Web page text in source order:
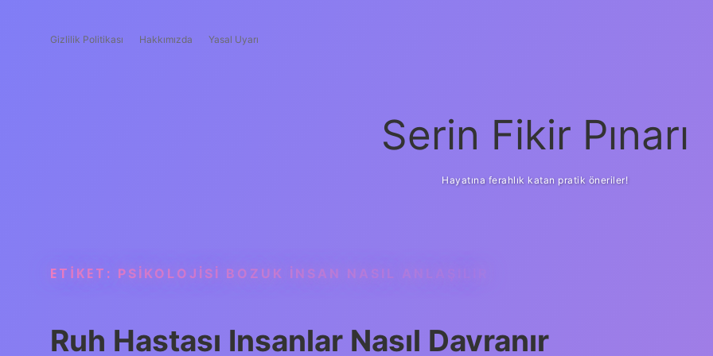
Gizlilik Politikası Hakkımızda Yasal Uyarı
Serin Fikir Pınarı
Hayatına ferahlık katan pratik öneriler!
ETIKET: PSIKOLOJISI BOZUK INSAN NASIL ANLAŞILIR
Ruh Hastası Insanlar Nasıl Davranır